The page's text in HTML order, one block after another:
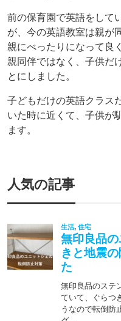
前の保育園で英語をして
が、今の英語教室は親が
親にべったりになって良
親同伴ではなく、子供だ
とにしました。
子どもだけの英語クラス
いた時に近くて、子供が
ます。
人気の記事